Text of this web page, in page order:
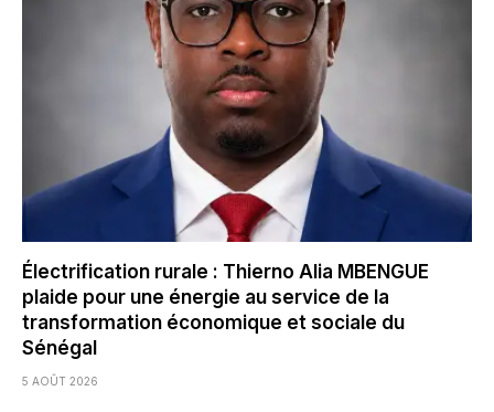
Électrification rurale : Thierno Alia MBENGUE
plaide pour une énergie au service de la
transformation économique et sociale du
Sénégal
5 AOÛT 2026